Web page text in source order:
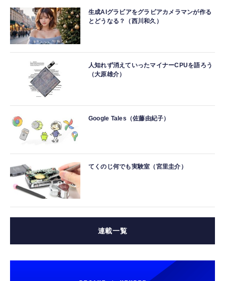
生成AIグラビアをグラビアカメラマンが作る
とどうなる？（西川和久）
人知れず消えていったマイナーCPUを語ろう
（大原雄介）
Google Tales（佐藤由紀子）
てくのじ何でも実験室（宮里圭介）
連載一覧